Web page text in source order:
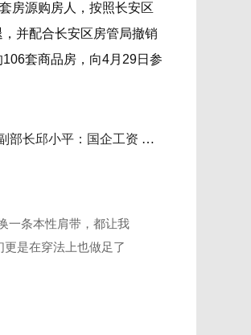
房源购房人，按照长安区
并配合长安区房管局撤销
套商品房，向4月29日参
邱小平：国企工资 既讲效率又讲公平
一条本性肩带，都让我
是在穿法上也做足了